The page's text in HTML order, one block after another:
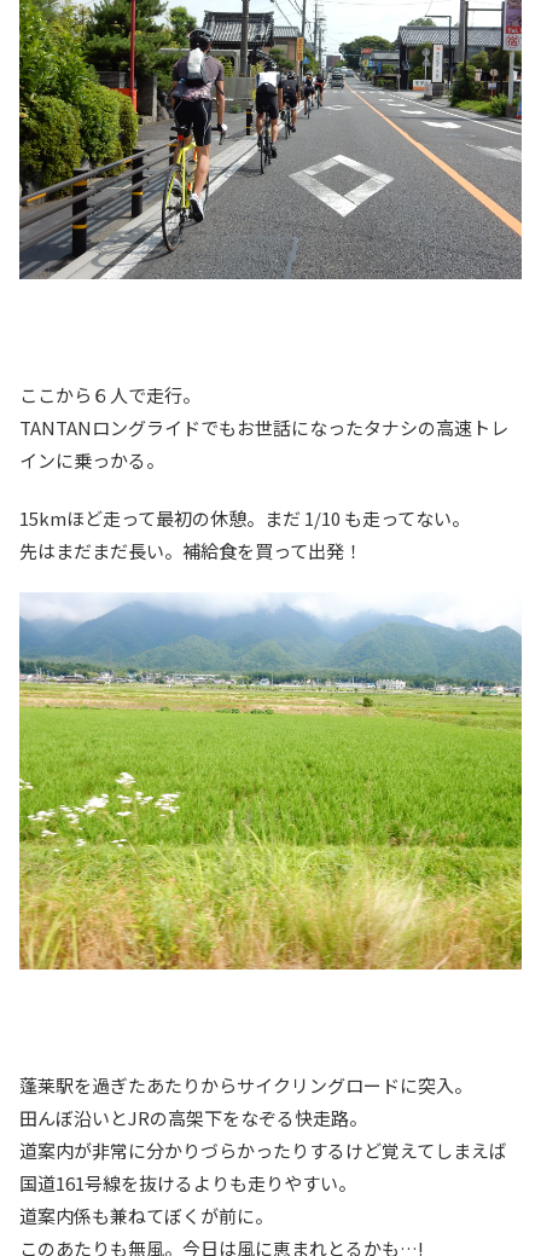
ここから６人で走行。
TANTANロングライドでもお世話になったタナシの高速トレ
インに乗っかる。
15kmほど走って最初の休憩。まだ 1/10 も走ってない。
先はまだまだ長い。補給食を買って出発！
蓬莱駅を過ぎたあたりからサイクリングロードに突入。
田んぼ沿いとJRの高架下をなぞる快走路。
道案内が非常に分かりづらかったりするけど覚えてしまえば
国道161号線を抜けるよりも走りやすい。
道案内係も兼ねてぼくが前に。
このあたりも無風。今日は風に恵まれとるかも…!